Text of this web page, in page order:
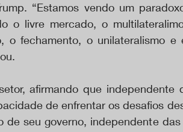
“Estamos vendo um
o livre mercado, o
o fechamento, o unilateralismo
afirmando que independente
de enfrentar os desafios
de seu governo, independente